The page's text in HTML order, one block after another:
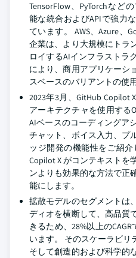
TensorFlow、PyTorchなど
能な統合およびAPIで強力
ています。 AWS、Azure、
企業は、より大規模にトラ
ロイするAIインフラストラ
により、商用アプリケーシ
スベースのバリアントの使
2023年3月、GitHub Copilot
アーキテクチャを使用する
AIベースのコーディングア
チャット、ボイス入力、プ
ッジ開発の機能性をご紹介
Copilot X がコンテキストを
ンよりも効果的な方法で正
能にします。
拡散モデルのセグメントは
ディオを横断して、高品質
きるため、28%以上の
います。 そのスケーラビリ
そして創造的および科学的